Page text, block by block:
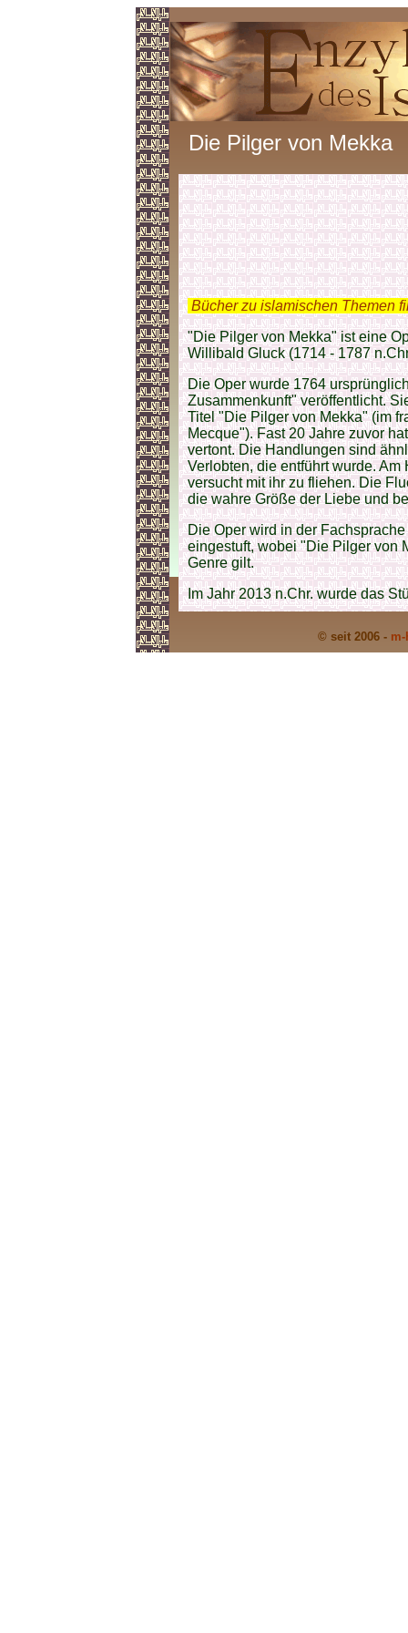
Die Pilger von Mekka
Bücher zu islamischen Themen
"Die Pilger von Mekka" ist eine
Willibald Gluck (1714 - 1787
Die Oper wurde 1764
Zusammenkunft" veröffentlicht.
Titel "Die Pilger von Mekka" (im
Mecque"). Fast 20 Jahre zuvor
vertont. Die Handlungen sind
Verlobten, die entführt wurde.
versucht mit ihr zu fliehen. Die
die wahre Größe der Liebe und
Die Oper wird in der
eingestuft, wobei "Die Pilger von
Genre gilt.
Im Jahr 2013 n.Chr. wurde das
© seit 2006 -